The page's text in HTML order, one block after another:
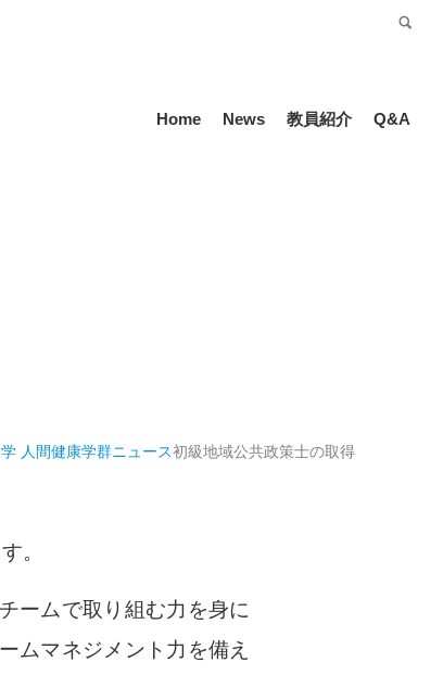
Home News 教員紹介 Q&A
人間健康学群ニュース初級地域公共政策士の取得
。
ームで取り組む力を身に
ムマネジメント力を備え